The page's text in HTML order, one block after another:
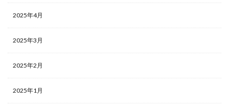
2025年4月
2025年3月
2025年2月
2025年1月